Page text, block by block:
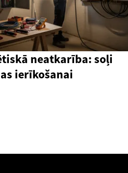
neatkarība: soļi
ierīkošanai